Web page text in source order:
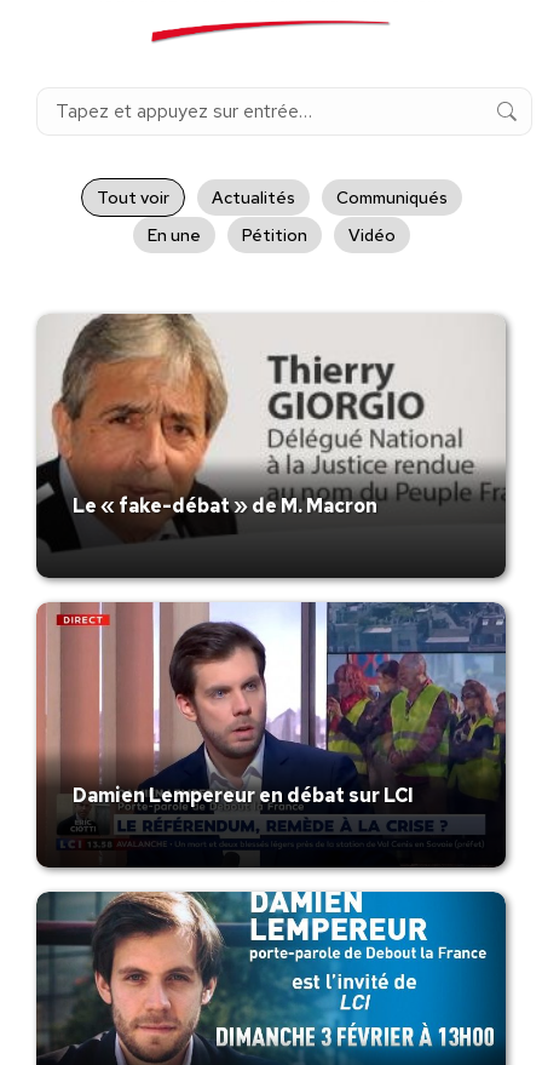
Recherche
Tout voir Actualités
Communiqués
En une
Pétition Vidéo
Le « fake-débat » de M. Macron
Damien Lempereur en débat sur LCI